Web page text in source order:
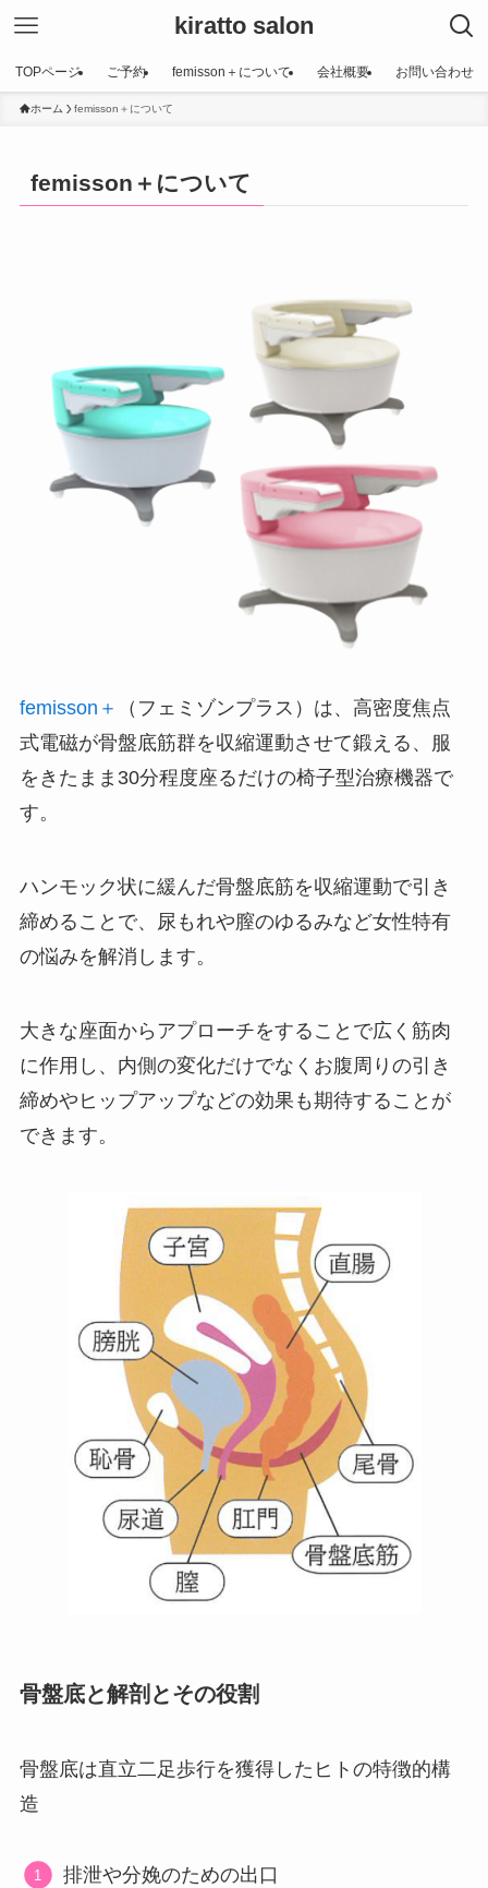
kiratto salon
TOPページ ご予約 femisson＋について 会社概要 お問い合わせ
ホーム femisson＋について
femisson＋について
femisson＋
（フェミゾンプラス）は、高密度焦点
式電磁が骨盤底筋群を収縮運動させて鍛える、服
をきたまま30分程度座るだけの椅子型治療機器で
す。
ハンモック状に緩んだ骨盤底筋を収縮運動で引き
締めることで、尿もれや膣のゆるみなど女性特有
の悩みを解消します。
大きな座面からアプローチをすることで広く筋肉
に作用し、内側の変化だけでなくお腹周りの引き
締めやヒップアップなどの効果も期待することが
できます。
骨盤底と解剖とその役割
骨盤底は直立二足歩行を獲得したヒトの特徴的構
造
排泄や分娩のための出口